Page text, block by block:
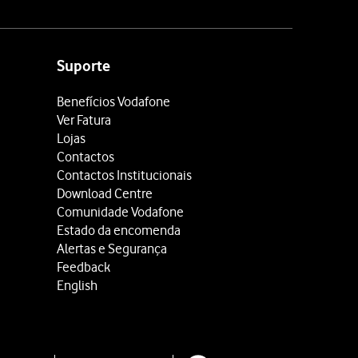
Suporte
Benefícios Vodafone
Ver Fatura
Lojas
Contactos
Contactos Institucionais
Download Centre
Comunidade Vodafone
Estado da encomenda
Alertas e Segurança
Feedback
English